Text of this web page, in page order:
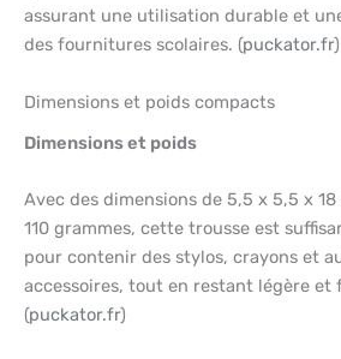
assurant une utilisation durable et
des fournitures scolaires. (puckator.fr)
Dimensions et poids compacts
Dimensions et poids
Avec des dimensions de 5,5 x 5,5 x
110 grammes, cette trousse est
pour contenir des stylos, crayons et
accessoires, tout en restant légère et
(puckator.fr)